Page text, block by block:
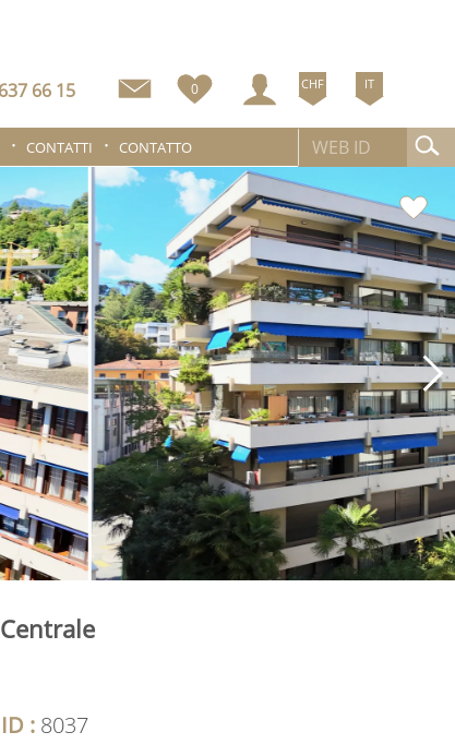
66 15 0 CHF IT
CONTATTI CONTATTO
: 8037